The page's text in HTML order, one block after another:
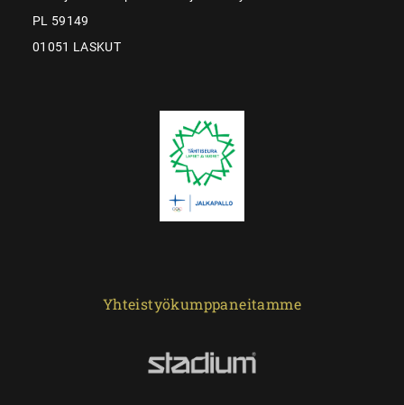
PL 59149
01051 LASKUT
Yhteistyökumppaneitamme